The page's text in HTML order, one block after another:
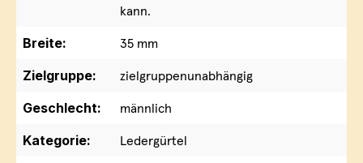
kann.
Breite:
35 mm
Zielgruppe:
zielgruppenunabhängig
Geschlecht:
männlich
Kategorie:
Ledergürtel